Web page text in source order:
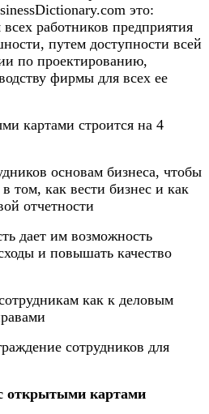
это:
работников предприятия
путем доступности всей
по проектированию,
фирмы для всех ее
картами строится на 4
основам бизнеса, чтобы
том, как вести бизнес и как
отчетности
дает им возможность
и повышать качество
как к деловым
сотрудников для
открытыми картами